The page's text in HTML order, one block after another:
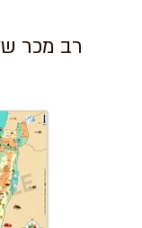
רב מכר